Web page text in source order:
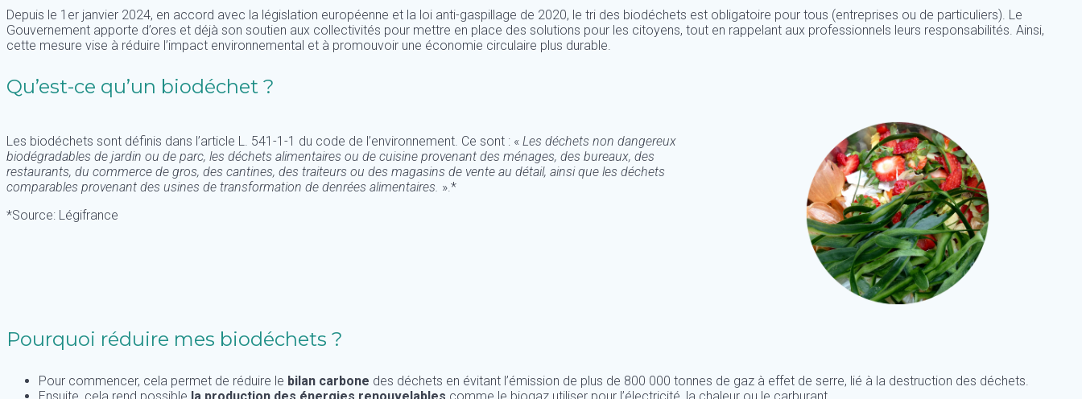
Depuis le 1er janvier 2024, en accord avec la législation européenne et la loi anti-gaspillage de 2020, le tri des biodéchets est obligatoire pour tous (entreprises ou de particuliers). Le
Gouvernement apporte d’ores et déjà son soutien aux collectivités pour mettre en place des solutions pour les citoyens, tout en rappelant aux professionnels leurs responsabilités. Ainsi,
cette mesure vise à réduire l’impact environnemental et à promouvoir une économie circulaire plus durable.
Qu’est-ce qu’un biodéchet ?
Les biodéchets sont définis dans l’article L. 541-1-1 du code de l’environnement. Ce sont : « Les déchets non dangereux
biodégradables de jardin ou de parc, les déchets alimentaires ou de cuisine provenant des ménages, des bureaux, des
restaurants, du commerce de gros, des cantines, des traiteurs ou des magasins de vente au détail, ainsi que les déchets
comparables provenant des usines de transformation de denrées alimentaires. ».*
*Source: Légifrance
Pourquoi réduire mes biodéchets ?
Pour commencer, cela permet de réduire le bilan carbone des déchets en évitant l’émission de plus de 800 000 tonnes de gaz à effet de serre, lié à la destruction des déchets.